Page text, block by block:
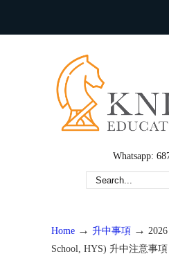
Whatsapp:
Home → 升中事項 →
School, HYS) 升中注意事項